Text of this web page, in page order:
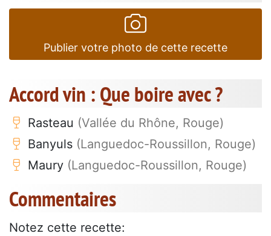
Publier votre photo de cette recette
Accord vin : Que boire avec ?
Rasteau (Vallée du Rhône, Rouge)
Banyuls (Languedoc-Roussillon, Rouge)
Maury (Languedoc-Roussillon, Rouge)
Commentaires
Notez cette recette: